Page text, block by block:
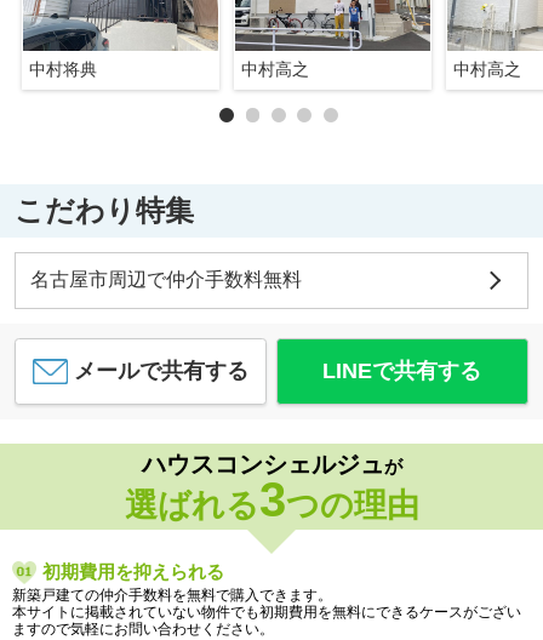
中村将典 中村高之 中村高之
こだわり特集
名古屋市周辺で仲介手数料無料
メールで共有する LINEで共有する
ハウスコンシェルジュが
選ばれる3つの理由
初期費用を抑えられる
新築戸建ての仲介手数料を無料で購入できます。
本サイトに掲載されていない物件でも初期費用を無料にできるケースがござい
ますので気軽にお問い合わせください。